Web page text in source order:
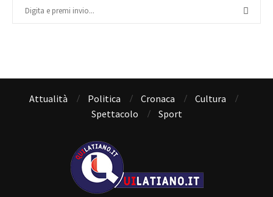
Attualità Politica Cronaca
Cultura
Spettacolo
Sport